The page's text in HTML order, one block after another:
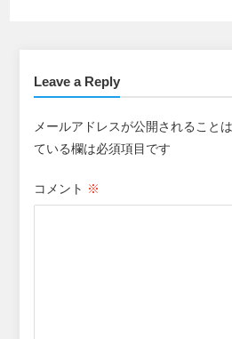
Leave a Reply
メールアドレスが公開されることは
ている欄は必須項目です
コメント ※